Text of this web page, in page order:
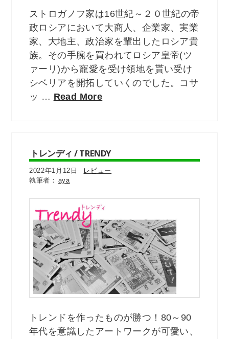
ストロガノフ家は16世紀～２０世紀の帝
政ロシアにおいて大商人、企業家、実業
家、大地主、政治家を輩出したロシア貴
族。その手腕を買われてロシア皇帝(ツ
ァーリ)から寵愛を受け領地を貰い受け
シベリアを開拓していくのでした。コサ
ッ … Read More
トレンディ / TRENDY
2022年1月12日
レビュー
aya
トレンドを作ったものが勝つ！80～90
年代を意識したアートワークが可愛い、